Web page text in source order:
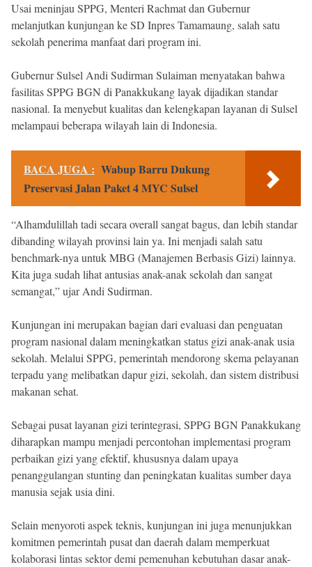
Usai meninjau SPPG, Menteri Rachmat dan Gubernur
melanjutkan kunjungan ke SD Inpres Tamamaung, salah satu
sekolah penerima manfaat dari program ini.
Gubernur Sulsel Andi Sudirman Sulaiman menyatakan bahwa
fasilitas SPPG BGN di Panakkukang layak dijadikan standar
nasional. Ia menyebut kualitas dan kelengkapan layanan di Sulsel
melampaui beberapa wilayah lain di Indonesia.
BACA JUGA : Wabup Barru Dukung
Preservasi Jalan Paket 4 MYC Sulsel
“Alhamdulillah tadi secara overall sangat bagus, dan lebih standar
dibanding wilayah provinsi lain ya. Ini menjadi salah satu
benchmark-nya untuk MBG (Manajemen Berbasis Gizi) lainnya.
Kita juga sudah lihat antusias anak-anak sekolah dan sangat
semangat,” ujar Andi Sudirman.
Kunjungan ini merupakan bagian dari evaluasi dan penguatan
program nasional dalam meningkatkan status gizi anak-anak usia
sekolah. Melalui SPPG, pemerintah mendorong skema pelayanan
terpadu yang melibatkan dapur gizi, sekolah, dan sistem distribusi
makanan sehat.
Sebagai pusat layanan gizi terintegrasi, SPPG BGN Panakkukang
diharapkan mampu menjadi percontohan implementasi program
perbaikan gizi yang efektif, khususnya dalam upaya
penanggulangan stunting dan peningkatan kualitas sumber daya
manusia sejak usia dini.
Selain menyoroti aspek teknis, kunjungan ini juga menunjukkan
komitmen pemerintah pusat dan daerah dalam memperkuat
kolaborasi lintas sektor demi pemenuhan kebutuhan dasar anak-